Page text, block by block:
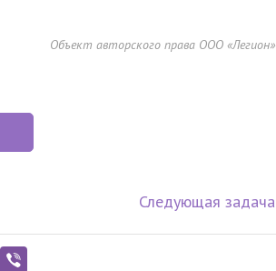
Объект авторского права ООО «Легион»
Следующая задача